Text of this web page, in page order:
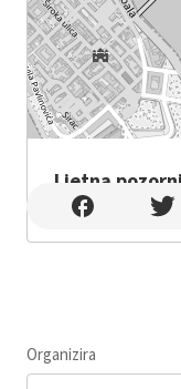
Ljetna
Ljetna pozornica
Organizira